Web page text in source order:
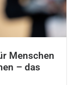
Menschen
– das